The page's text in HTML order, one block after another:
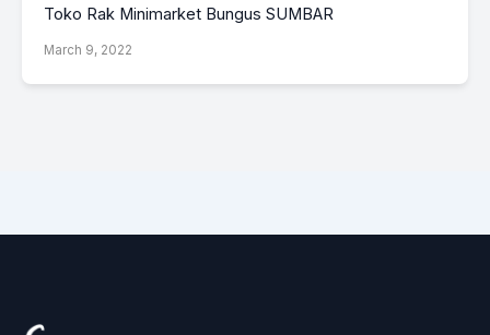
Toko Rak Minimarket Bungus SUMBAR
March 9, 2022